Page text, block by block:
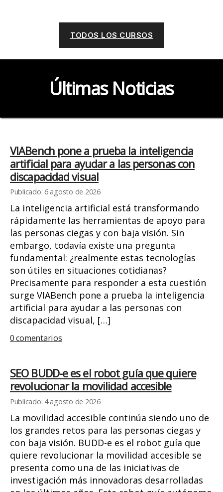
TODOS LOS CURSOS
Últimas Noticias
VIABench pone a prueba la inteligencia
artificial para ayudar a las personas con
discapacidad visual
Publicado: 6 agosto de 2026
La inteligencia artificial está transformando
rápidamente las herramientas de apoyo para
las personas ciegas y con baja visión. Sin
embargo, todavía existe una pregunta
fundamental: ¿realmente estas tecnologías
son útiles en situaciones cotidianas?
Precisamente para responder a esta cuestión
surge VIABench pone a prueba la inteligencia
artificial para ayudar a las personas con
discapacidad visual, […]
0 comentarios
SEO BUDD-e es el robot guía que quiere
revolucionar la movilidad accesible
Publicado: 4 agosto de 2026
La movilidad accesible continúa siendo uno de
los grandes retos para las personas ciegas y
con baja visión. BUDD-e es el robot guía que
quiere revolucionar la movilidad accesible se
presenta como una de las iniciativas de
investigación más innovadoras desarrolladas